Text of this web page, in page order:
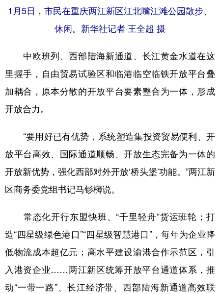
1月5日，市民在重庆两江新区江北嘴江滩公园散步、
休闲。新华社记者 王全超 摄
中欧班列、西部陆海新通道、长江黄金水道在这
里握手，自由贸易试验区和临港临空临铁开放平台叠
加耦合，原本分散的开放平台要素整合为一体，形成
开放合力。
“要用好已有优势，系统塑造集投资贸易便利、开
放平台高效、国际通道顺畅、开放生态完备为一体的
开放新优势，强化西部对外开放‘桥头堡’功能。”两江新
区商务委党组书记马钐欂说。
常态化开行东盟快班、“千里轻舟”货运班轮；打
造“四星级绿色港口”“四星级智慧港口”，每年为企业降
低物流成本超亿元；高水平建设渝港合作示范区，引
入港资企业……两江新区统筹开放平台通道体系，推
动“一带一路”、长江经济带、西部陆海新通道高效联